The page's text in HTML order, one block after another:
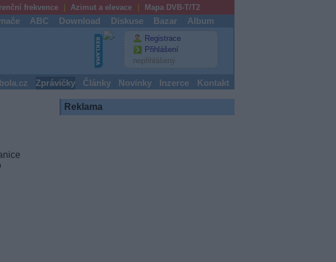
frekvence Azimut a elevace Mapa DVB-T/T2
ABC Download Diskuse Bazar Album
Registrace
Přihlášení
nepřihlášený
Zprávičky Články Novinky Inzerce Kontakt
Reklama